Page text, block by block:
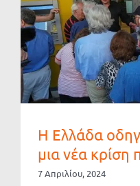
Η Ελλάδα
μια νέα
7 Απριλίου, 2024